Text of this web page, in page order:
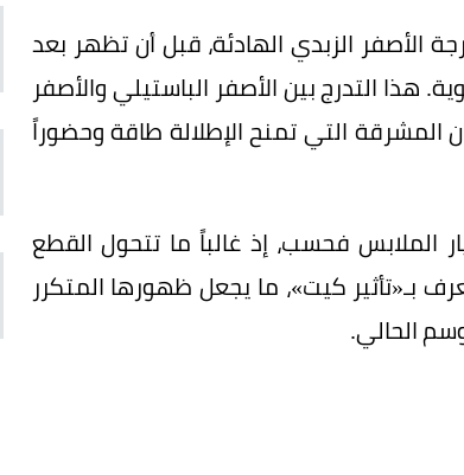
الأصفر الزبدي الهادئة، قبل أن تظهر بعد
هذا التدرج بين الأصفر الباستيلي والأصفر
المشرقة التي تمنح الإطلالة طاقة وحضوراً
الملابس فحسب، إذ غالباً ما تتحول القطع
بـ«تأثير كيت»، ما يجعل ظهورها المتكرر
الحالي.